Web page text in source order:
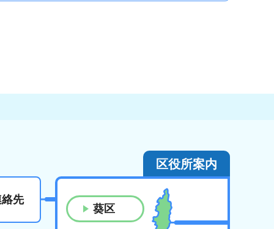
先
区役所案内
葵区